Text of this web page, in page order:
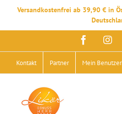
Versandkostenfrei ab 39,90 € in
springen
Facebook
Kontakt Partner Mein